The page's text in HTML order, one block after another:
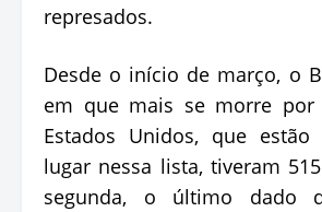
represados.
Desde o início de março, o
em que mais se morre por
Estados Unidos, que estão
lugar nessa lista, tiveram
segunda, o último dado